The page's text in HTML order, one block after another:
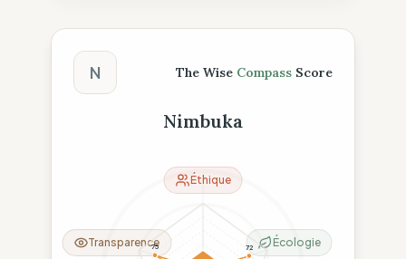
Score The Wise Compass
N The Wise Compass Score
Nimbuka
72
75
Éthique
Écologie
Transparence